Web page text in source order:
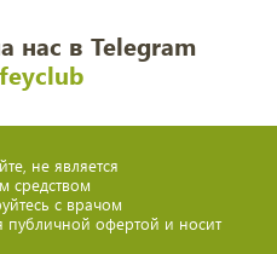
нас в Telegram
не является
средством
с врачом
публичной офертой и носит